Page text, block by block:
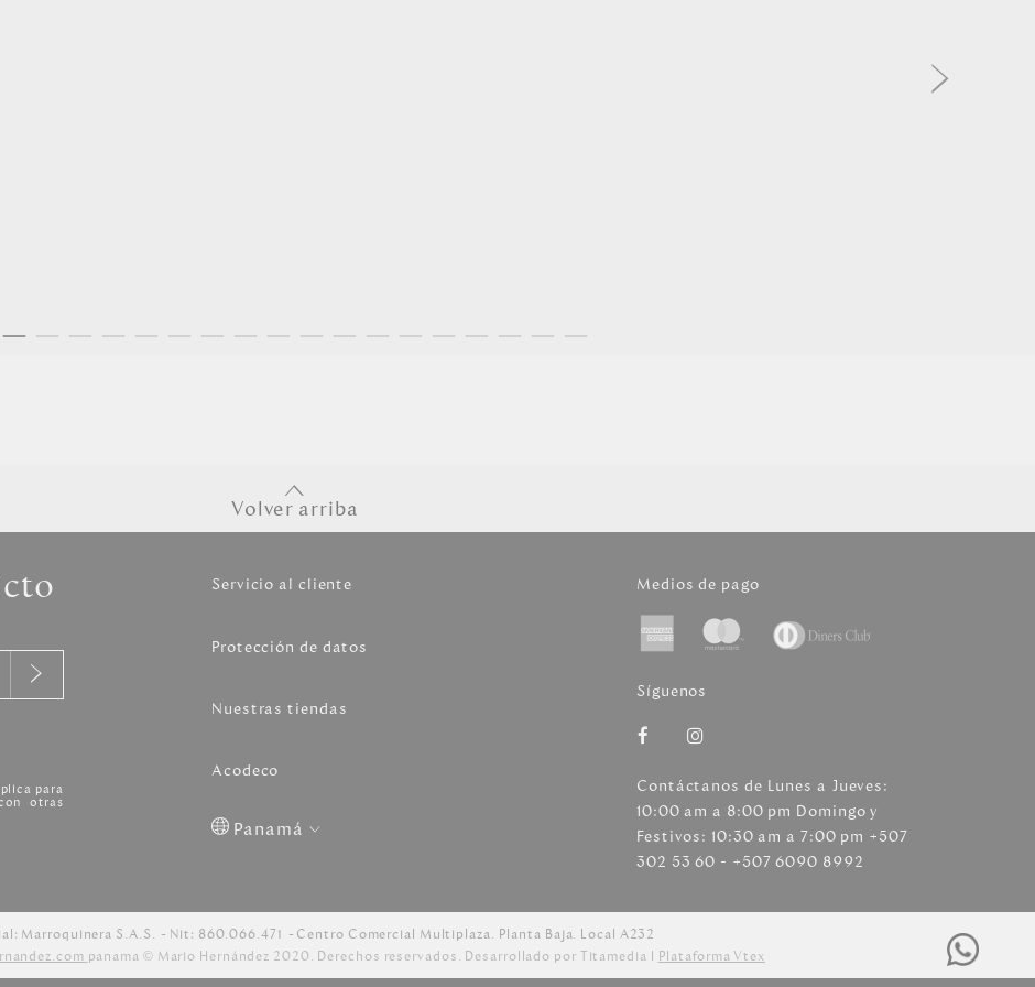
Volver arriba
para
otras
Servicio al cliente
Protección de datos
Nuestras tiendas
Acodeco
Panamá
Medios de pago
Síguenos
Contáctanos de Lunes a Jueves:
10:00 am a 8:00 pm Domingo y
Festivos: 10:30 am a 7:00 pm +507
302 53 60 - +507 6090 8992
Marroquinera S.A.S. Nit: 860.066.471
Centro Comercial Multiplaza. Planta Baja. Local A232
panama © Mario Hernández 2020. Derechos reservados. Desarrollado por Titamedia l Plataforma Vtex